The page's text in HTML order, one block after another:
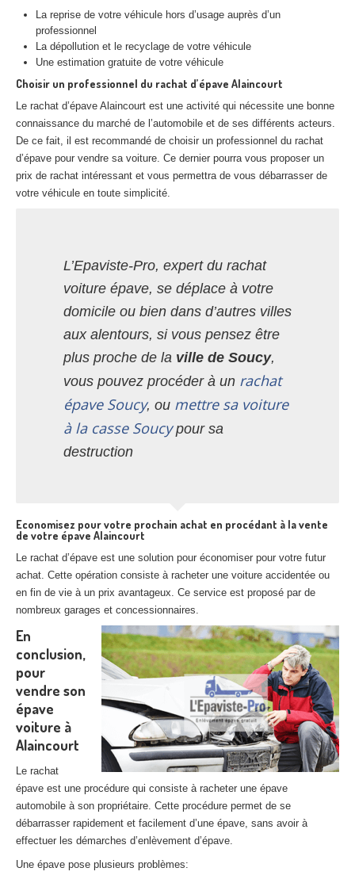
La reprise de votre véhicule hors d’usage auprès d’un
professionnel
La dépollution et le recyclage de votre véhicule
Une estimation gratuite de votre véhicule
Choisir un professionnel du rachat d’épave Alaincourt
Le rachat d’épave Alaincourt est une activité qui nécessite une bonne
connaissance du marché de l’automobile et de ses différents acteurs.
De ce fait, il est recommandé de choisir un professionnel du rachat
d’épave pour vendre sa voiture. Ce dernier pourra vous proposer un
prix de rachat intéressant et vous permettra de vous débarrasser de
votre véhicule en toute simplicité.
L’Epaviste-Pro, expert du rachat
voiture épave, se déplace à votre
domicile ou bien dans d’autres villes
aux alentours, si vous pensez être
plus proche de la ville de Soucy,
vous pouvez procéder à un rachat
épave Soucy, ou mettre sa voiture
à la casse Soucypour sa
destruction
Economisez pour votre prochain achat en procédant à la vente
de votre épave Alaincourt
Le rachat d’épave est une solution pour économiser pour votre futur
achat. Cette opération consiste à racheter une voiture accidentée ou
en fin de vie à un prix avantageux. Ce service est proposé par de
nombreux garages et concessionnaires.
En
conclusion,
pour
vendre son
épave
voiture à
Alaincourt
Le rachat
épave est une procédure qui consiste à racheter une épave
automobile à son propriétaire. Cette procédure permet de se
débarrasser rapidement et facilement d’une épave, sans avoir à
effectuer les démarches d’enlèvement d’épave.
Une épave pose plusieurs problèmes: